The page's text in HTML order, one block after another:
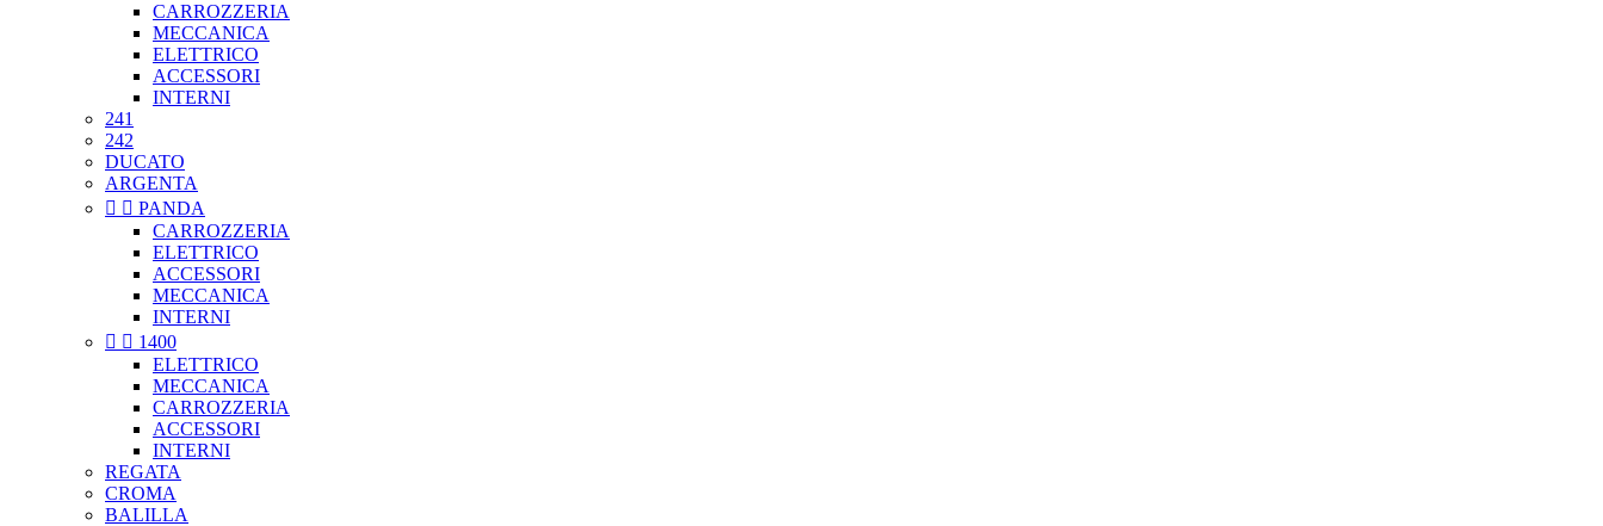
CARROZZERIA
MECCANICA
ELETTRICO
ACCESSORI
INTERNI
241
242
DUCATO
ARGENTA
  PANDA
CARROZZERIA
ELETTRICO
ACCESSORI
MECCANICA
INTERNI
  1400
ELETTRICO
MECCANICA
CARROZZERIA
ACCESSORI
INTERNI
REGATA
CROMA
BALILLA